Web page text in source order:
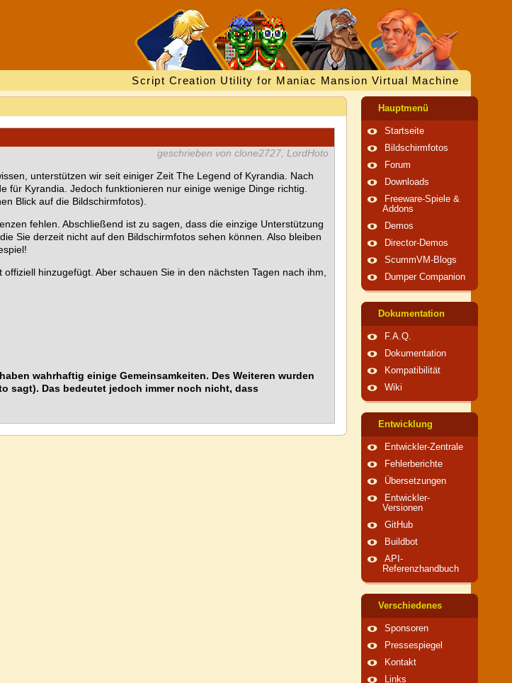
Script Creation Utility for Maniac Mansion Virtual Machine
geschrieben von clone2727, LordHoto
unterstützen wir seit einiger Zeit The Legend of Kyrandia. Nach
Kyrandia. Jedoch funktionieren nur einige wenige Dinge richtig.
Blick auf die Bildschirmfotos).
fehlen. Abschließend ist zu sagen, dass die einzige Unterstützung
Sie derzeit nicht auf den Bildschirmfotos sehen können. Also bleiben
hinzugefügt. Aber schauen Sie in den nächsten Tagen nach ihm,
wahrhaftig einige Gemeinsamkeiten. Des Weiteren wurden
sagt). Das bedeutet jedoch immer noch nicht, dass
Hauptmenü
Startseite
Bildschirmfotos
Forum
Downloads
Freeware-Spiele &
Addons
Demos
Director-Demos
ScummVM-Blogs
Dumper Companion
Dokumentation
F.A.Q.
Dokumentation
Kompatibilität
Wiki
Entwicklung
Entwickler-Zentrale
Fehlerberichte
Übersetzungen
Entwickler-
Versionen
GitHub
Buildbot
API-
Referenzhandbuch
Verschiedenes
Sponsoren
Pressespiegel
Kontakt
Links